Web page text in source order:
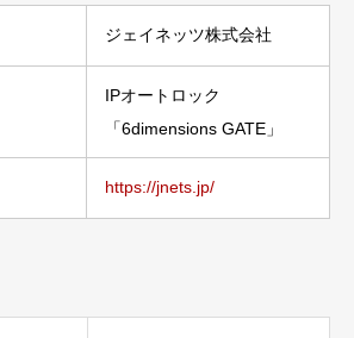
ジェイネッツ株式会社
IPオートロック
「6dimensions GATE」
https://jnets.jp/